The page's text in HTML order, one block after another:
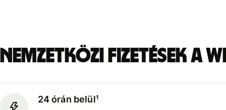
Nemzetközi fizetések a
24 órán belül¹